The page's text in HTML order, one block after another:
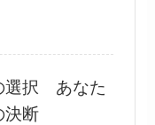
選択 あなた
決断